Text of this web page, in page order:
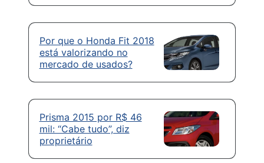
Por que o Honda Fit 2018
está valorizando no
mercado de usados?
Prisma 2015 por R$ 46
mil: “Cabe tudo”, diz
proprietário